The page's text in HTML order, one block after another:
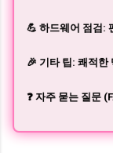
💪 하드웨어 점검:
🎉 기타 팁: 쾌적한
❓ 자주 묻는 질문